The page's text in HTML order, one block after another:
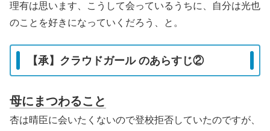
理有は思います、こうして会っているうちに、自分は光也
のことを好きになっていくだろう、と。
【承】クラウドガール のあらすじ②
母にまつわること
杏は晴臣に会いたくないので登校拒否していたのですが、